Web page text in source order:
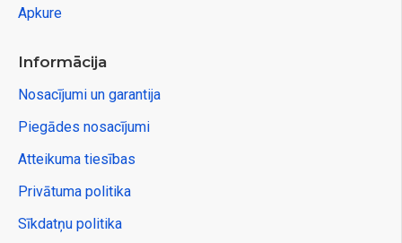
Apkure
Informācija
Nosacījumi un garantija
Piegādes nosacījumi
Atteikuma tiesības
Privātuma politika
Sīkdatņu politika